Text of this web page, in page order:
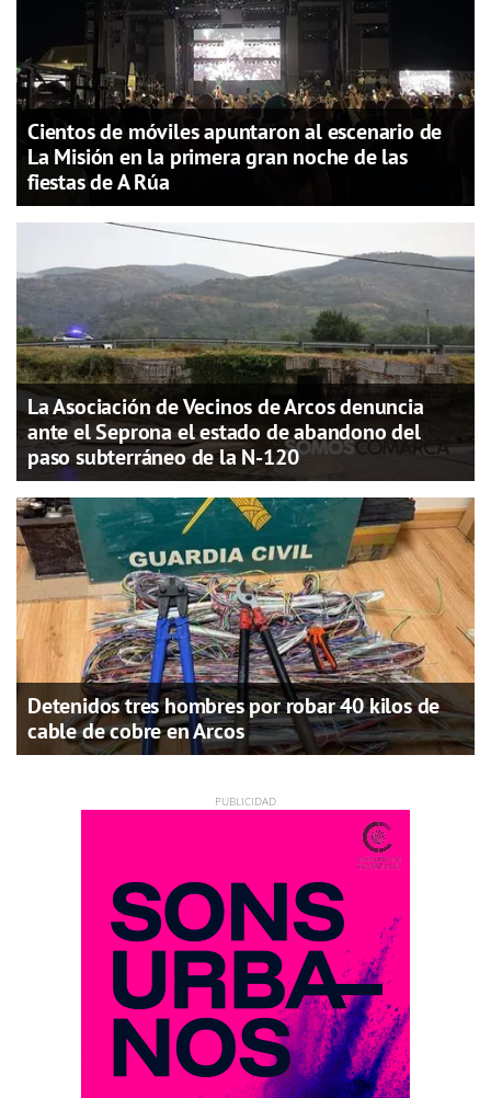
Cientos de móviles apuntaron al escenario de
La Misión en la primera gran noche de las
fiestas de A Rúa
La Asociación de Vecinos de Arcos denuncia
ante el Seprona el estado de abandono del
paso subterráneo de la N-120
Detenidos tres hombres por robar 40 kilos de
cable de cobre en Arcos